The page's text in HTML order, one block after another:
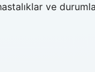
ve